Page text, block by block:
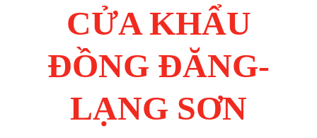
CỬA KHẨU
ĐỒNG ĐĂNG-
LẠNG SƠN